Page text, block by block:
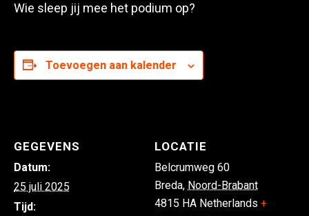
Wie sleep jij mee het podium op?
Toevoegen aan kalender
GEGEVENS
Datum:
25 juli 2025
Tijd:
LOCATIE
Belcrumweg 60
Breda, Noord-Brabant
4815 HA Netherlands +